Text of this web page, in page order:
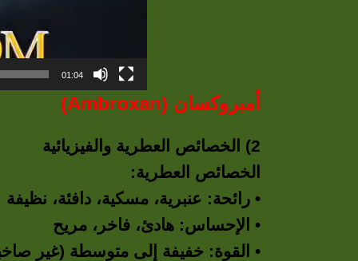
01:04
أمبروكسان (Ambroxan)
2) الخصائص العطرية والفيزيائية
الخصائص العطرية:
• رائحة: عنبرية، مسكية، دافئة، نظيفة
• الإحساس: هادئ، فاخر، مريح
• القوة: خفيفة إلى متوسطة (غير